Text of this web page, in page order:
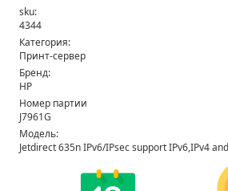
sku:
4344
Категория:
Принт-сервер
Бренд:
HP
Номер партии
J7961G
Модель:
Jetdirect 635n IPv6/IPsec support IPv6,IPv4